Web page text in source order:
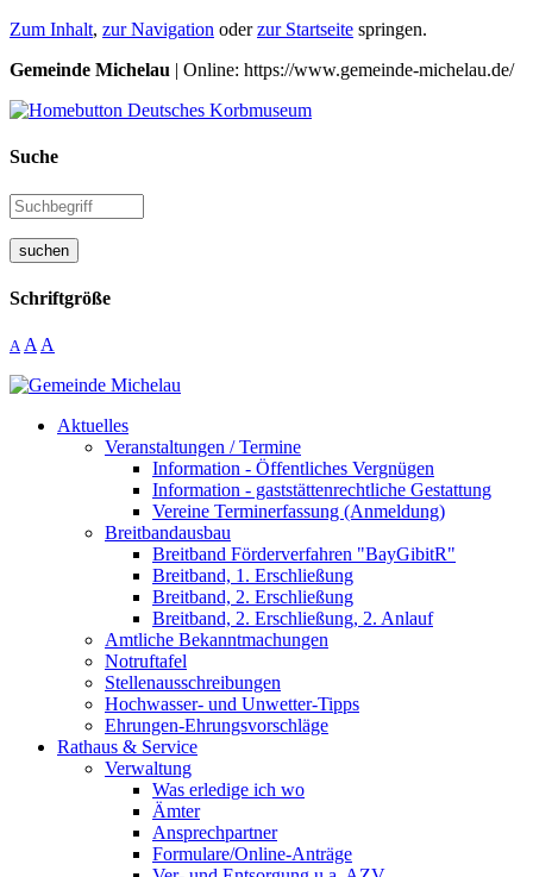
Zum Inhalt, zur Navigation oderzur Startseite springen.
Gemeinde Michelau | Online: https://www.gemeinde-michelau.de/
Suche
suchen
Schriftgröße
A A A
Aktuelles
Veranstaltungen / Termine
Information - Öffentliches Vergnügen
Information - gaststättenrechtliche Gestattung
Vereine Terminerfassung (Anmeldung)
Breitbandausbau
Breitband Förderverfahren "BayGibitR"
Breitband, 1. Erschließung
Breitband, 2. Erschließung
Breitband, 2. Erschließung, 2. Anlauf
Amtliche Bekanntmachungen
Notruftafel
Stellenausschreibungen
Hochwasser- und Unwetter-Tipps
Ehrungen-Ehrungsvorschläge
Rathaus & Service
Verwaltung
Was erledige ich wo
Ämter
Ansprechpartner
Formulare/Online-Anträge